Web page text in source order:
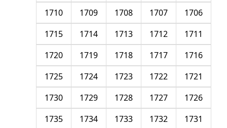
1706
1707
1708
1709
1710
1711
1712
1713
1714
1715
1716
1717
1718
1719
1720
1721
1722
1723
1724
1725
1726
1727
1728
1729
1730
1731
1732
1733
1734
1735